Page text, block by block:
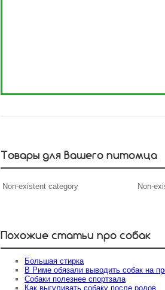
Товары для Вашего питомца
Non-existent category Non-
Похожие статьи про собак
Большая стирка
В Риме обязали выводить собак на
Собаки полезнее спортзала
Как выгуливать собаку после родов